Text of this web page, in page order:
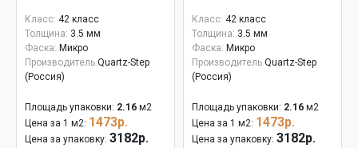
Класс: 42 класс
Толщина: 3.5 мм
Фаска: Микро
Производитель Quartz-Step
(Россия)
Площадь упаковки: 2.16 м2
Цена за 1 м2: 1473р.
Цена за упаковку: 3182р.
Класс: 42 класс
Толщина: 3.5 мм
Фаска: Микро
Производитель Quartz-Step
(Россия)
Площадь упаковки: 2.16 м2
Цена за 1 м2: 1473р.
Цена за упаковку: 3182р.